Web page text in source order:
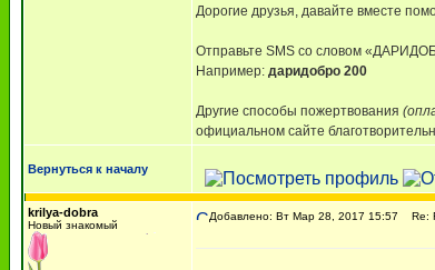
Дорогие друзья, давайте вместе
Отправьте SMS со словом
Например: даридобро 200
Другие способы пожертвования
официальном сайте
Вернуться к началу
krilya-dobra
Новый знакомый
Добавлено: Вт Мар 28, 2017 15:57 Re: